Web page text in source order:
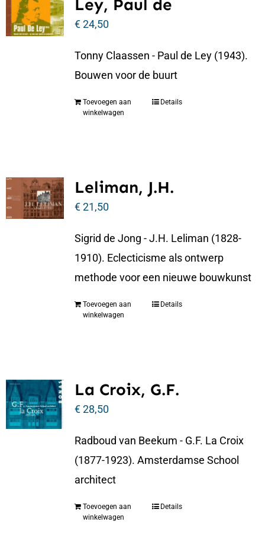
Ley, Paul de
€24,50
Tonny Claassen - Paul de Ley (1943).
Bouwen voor de buurt
Toevoegen aan
winkelwagen
Details
Leliman, J.H.
€21,50
Sigrid de Jong - J.H. Leliman (1828-
1910). Eclecticisme als ontwerp
methode voor een nieuwe bouwkunst
Toevoegen aan
winkelwagen
Details
La Croix, G.F.
€28,50
Radboud van Beekum - G.F. La Croix
(1877-1923). Amsterdamse School
architect
Toevoegen aan
winkelwagen
Details